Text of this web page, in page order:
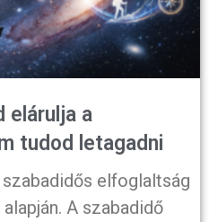
elárulja a
tudod letagadni
elfoglaltság
A szabadidő